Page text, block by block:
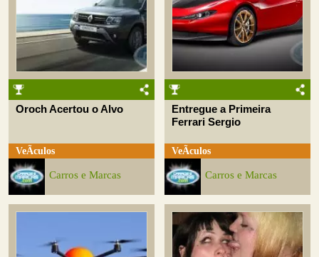
Oroch Acertou o Alvo
VeÃ­culos
Carros e Marcas
Entregue a Primeira
Ferrari Sergio
VeÃ­culos
Carros e Marcas